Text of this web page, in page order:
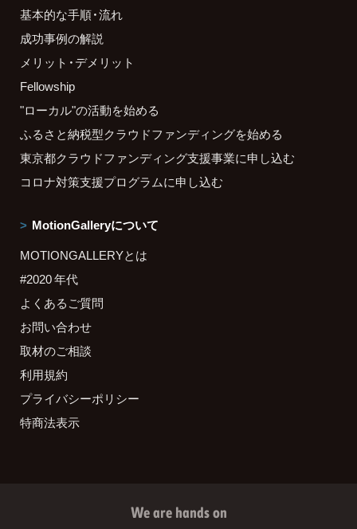
基本的な手順・流れ
成功事例の解説
メリット・デメリット
Fellowship
"ローカル"の活動を始める
ふるさと納税型クラウドファンディングを始める
東京都クラウドファンディング支援事業に申し込む
コロナ対策支援プログラムに申し込む
MotionGalleryについて
MOTIONGALLERYとは
#2020 年代
よくあるご質問
お問い合わせ
取材のご相談
利用規約
プライバシーポリシー
特商法表示
We are hands on